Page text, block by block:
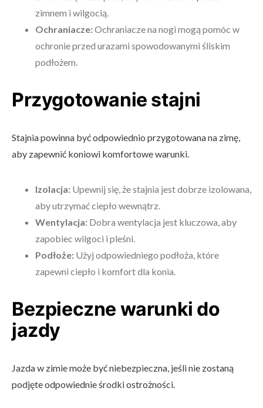
zimnem i wilgocią.
Ochraniacze:Ochraniacze na nogi mogą pomóc w
ochronie przed urazami spowodowanymi śliskim
podłożem.
Przygotowanie stajni
Stajnia powinna być odpowiednio przygotowana na zimę,
aby zapewnić koniowi komfortowe warunki.
Izolacja: Upewnij się, że stajnia jest dobrze izolowana,
aby utrzymać ciepło wewnątrz.
Wentylacja: Dobra wentylacja jest kluczowa, aby
zapobiec wilgoci i pleśni.
Podłoże: Użyj odpowiedniego podłoża, które
zapewni ciepło i komfort dla konia.
Bezpieczne warunki do
jazdy
Jazda w zimie może być niebezpieczna, jeśli nie zostaną
podjęte odpowiednie środki ostrożności.